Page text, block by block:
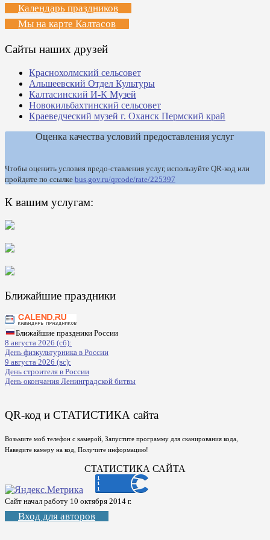
Календарь праздников
Мы на карте Калтасов
Сайты наших друзей
Краснохолмский сельсовет
Альшеевский Отдел Культуры
Калтасинский И-К Музей
Новокильбахтинский сельсовет
Краеведческий музей г. Оханск Пермский край
Оценка качества условий предоставления услуг
Чтобы оценить условия предо-ставления услуг, используйте QR-код или
пройдите по ссылке bus.gov.ru/qrcode/rate/225397
К вашим услугам:
Ближайшие праздники
Ближайшие праздники России
8 августа 2026 (сб):
День физкультурника в России
9 августа 2026 (вс):
День строителя в России
День окончания Ленинградской битвы
QR-код и СТАТИСТИКА сайта
Возьмите моб телефон с камерой, Запустите программу для сканирования кода,
Наведите камеру на код, Получите информацию!
СТАТИСТИКА САЙТА
Сайт начал работу 10 октября 2014 г.
Вход для авторов